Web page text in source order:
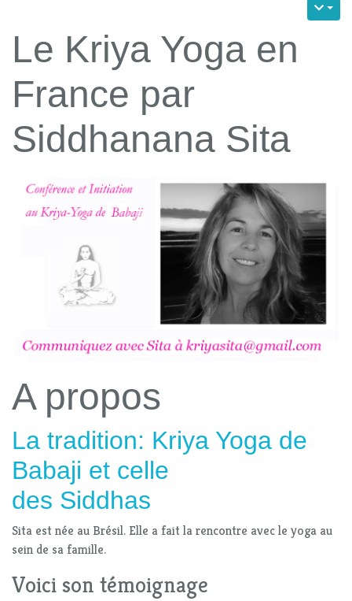
Le Kriya Yoga en
France par
Siddhanana Sita
A propos
La tradition: Kriya Yoga de
Babaji et celle
des Siddhas
Sita est née au Brésil. Elle a fait la rencontre avec le yoga au
sein de sa famille.
Voici son témoignage